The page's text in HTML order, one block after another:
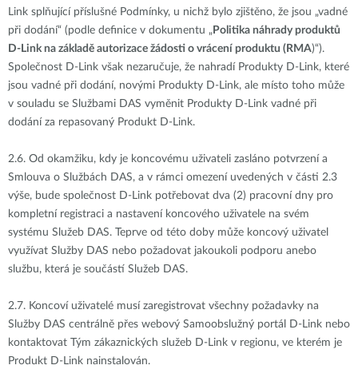
Link splňující příslušné Podmínky, u nichž bylo zjištěno, že jsou „vadné
při dodání“ (podle definice v dokumentu „ Politika náhrady produktů
D-Link na základě autorizace žádosti o vrácení produktu (RMA)“).
Společnost D-Link však nezaručuje, že nahradí Produkty D-Link, které
jsou vadné při dodání, novými Produkty D-Link, ale místo toho může
v souladu se Službami DAS vyměnit Produkty D-Link vadné při
dodání za repasovaný Produkt D-Link.
2.6. Od okamžiku, kdy je koncovému uživateli zasláno potvrzení a
Smlouva o Službách DAS, a v rámci omezení uvedených v části 2.3
výše, bude společnost D-Link potřebovat dva (2) pracovní dny pro
kompletní registraci a nastavení koncového uživatele na svém
systému Služeb DAS. Teprve od této doby může koncový uživatel
využívat Služby DAS nebo požadovat jakoukoli podporu anebo
službu, která je součástí Služeb DAS.
2.7. Koncoví uživatelé musí zaregistrovat všechny požadavky na
Služby DAS centrálně přes webový Samoobslužný portál D-Link nebo
kontaktovat Tým zákaznických služeb D-Link v regionu, ve kterém je
Produkt D-Link nainstalován.